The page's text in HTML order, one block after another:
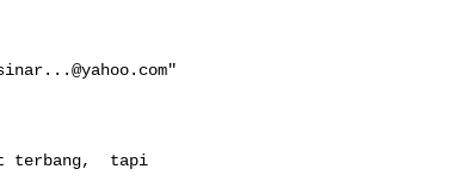
"
terbang,  tapi